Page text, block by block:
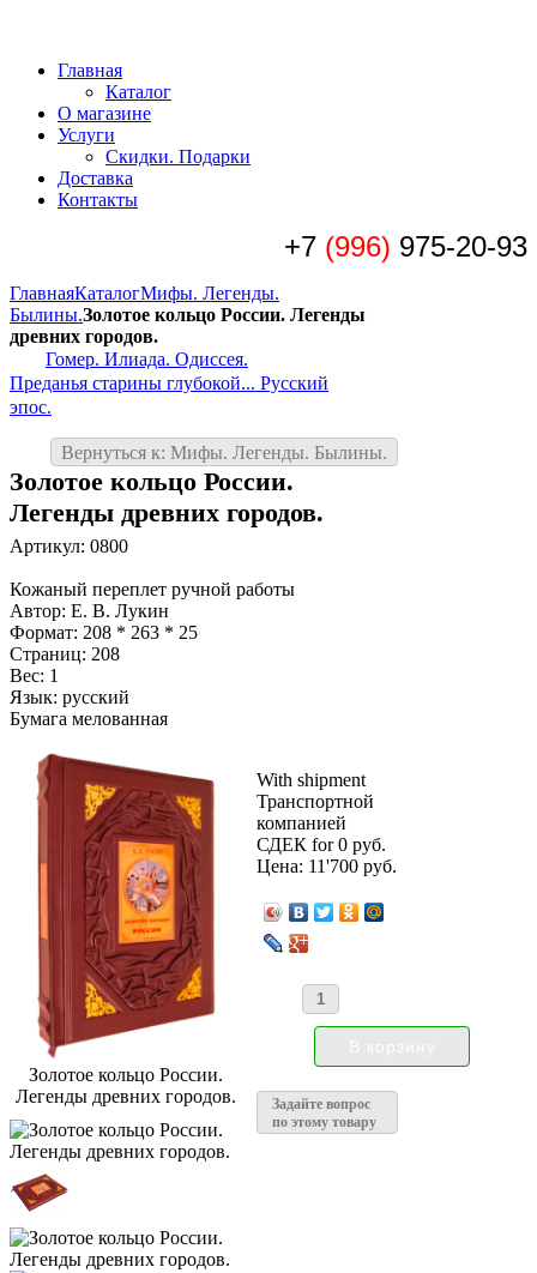
Главная
Каталог
О магазине
Услуги
Скидки. Подарки
Доставка
Контакты
+7 (996) 975-20-93
ГлавнаяКаталогМифы. Легенды.
Былины.Золотое кольцо России. Легенды
древних городов.
Гомер. Илиада. Одиссея.
Преданья старины глубокой... Русский
эпос.
Вернуться к: Мифы. Легенды. Былины.
Золотое кольцо России.
Легенды древних городов.
Артикул: 0800
Кожаный переплет ручной работы
Автор: Е. В. Лукин
Формат: 208 * 263 * 25
Страниц: 208
Вес: 1
Язык: русский
Бумага мелованная
Золотое кольцо России.
Легенды древних городов.
With shipment
Транспортной
компанией
СДЕК for 0 руб.
Цена: 11'700 руб.
Задайте вопрос
по этому товару